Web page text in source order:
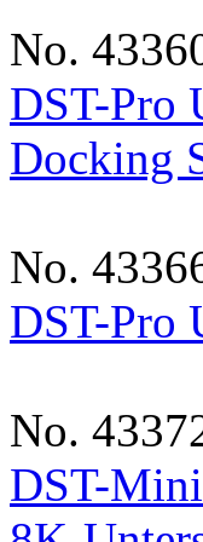
No.
DST-Pro
Docking
No.
DST-Pro
No.
DST-